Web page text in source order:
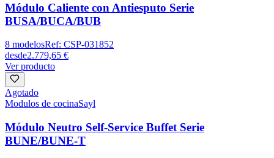
Módulo Caliente con Antiesputo Serie
BUSA/BUCA/BUB
8 modelosRef: CSP-031852
desde2.779,65 €
Ver producto
Agotado
Modulos de cocinaSayl
Módulo Neutro Self-Service Buffet Serie
BUNE/BUNE-T